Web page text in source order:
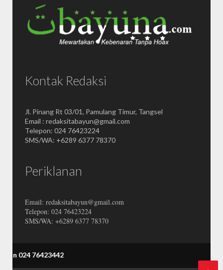
Kontak Redaksi
Jl. Pinang Rt 03/01, Pamulang Timur, Tangsel
Email : redaksitabayun@gmail.com
Telepon: 024 76423224
SMS/WA: +6289 6377 78370
Periklanan
Email: redaksitabayun@gmail.com
Telepon: 024 76423224
SMS/WA: +6289 6377 78370